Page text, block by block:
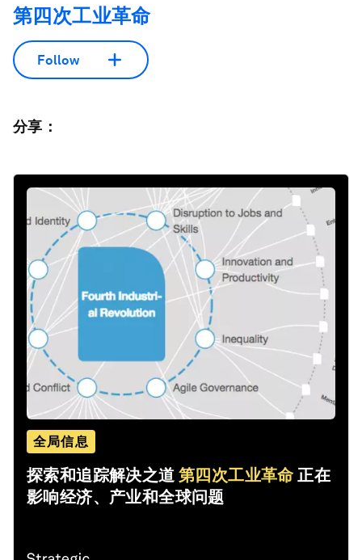
第四次工业革命
Follow
分享：
全局信息
探索和追踪解决之道第四次工业革命正在
影响经济、产业和全球问题